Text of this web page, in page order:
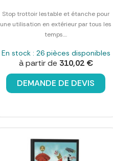
Stop trottoir lestable et étanche pour
une utilisation en extérieur par tous les
temps....
En stock : 26 pièces disponibles
à partir de 310,02 €
DEMANDE DE DEVIS